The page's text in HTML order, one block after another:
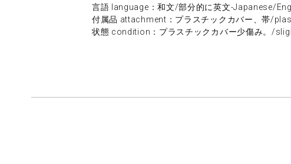
言語 language：和文/部分的に英文-Japanese/
付属品 attachment：プラスチックカバー、帯/
状態 condition：プラスチックカバー少傷み。/